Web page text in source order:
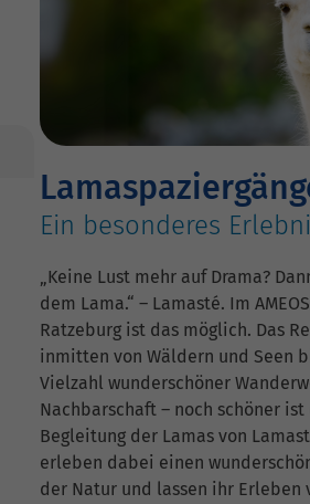
Ein besonderes
„Keine Lust mehr auf Drama?
dem Lama.“ – Lamasté. Im
Ratzeburg ist das möglich. Das
inmitten von Wäldern und Seen
Vielzahl wunderschöner
Nachbarschaft – noch schöner
Begleitung der Lamas von
erleben dabei einen
der Natur und lassen ihr Erleben